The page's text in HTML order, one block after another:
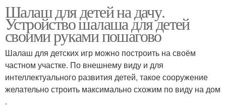
Шалаш для детей на дачу.
Устройство шалаша для детей
своими руками пошагово
Шалаш для детских игр можно построить на своём
частном участке. По внешнему виду и для
интеллектуального развития детей, такое сооружение
желательно строить максимально схожим по виду на дом
.